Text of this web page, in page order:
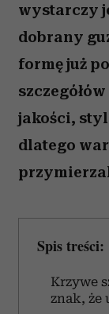
wystarczy
dobrany
formę już
jakości,
dlatego
Spis treści:
Krzywe
znak, że